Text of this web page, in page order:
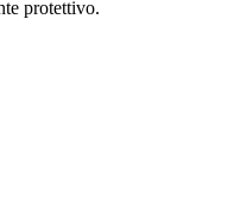
protettivo.